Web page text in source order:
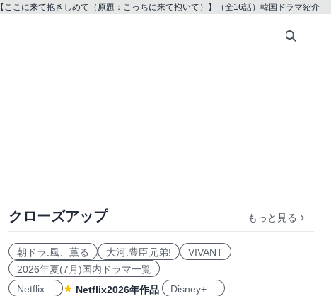
【ここに来て抱きしめて（原題：こっちに来て抱いて）】（全16話）韓国ドラマ紹介
クローズアップ もっと見る
朝ドラ:風、薫る 大河:豊臣兄弟!
VIVANT
2026年夏(7月)国内ドラマ一覧
Netflix
Netflix2026年作品
Disney+